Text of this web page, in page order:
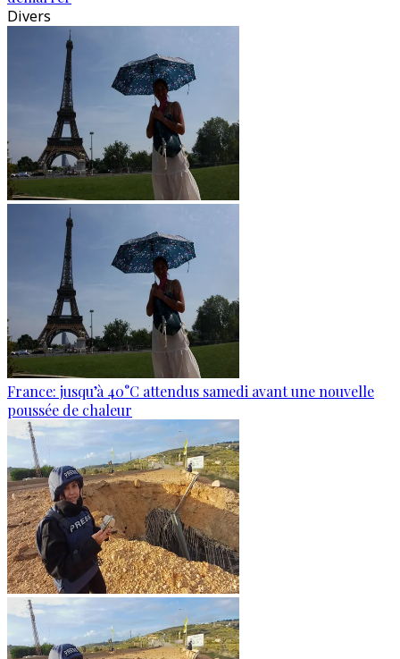
Divers
France: jusqu’à 40°C attendus samedi avant une nouvelle
poussée de chaleur